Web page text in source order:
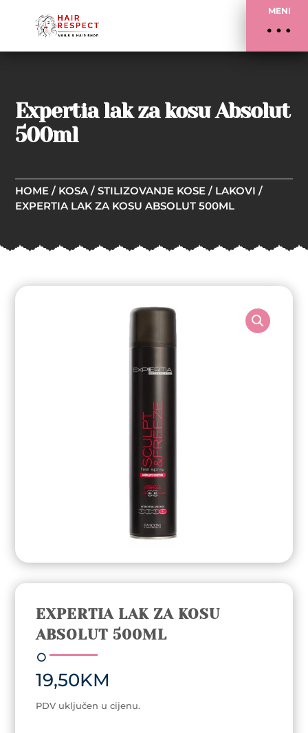
MENI
Expertia lak za kosu Absolut
500ml
HOME / KOSA /STILIZOVANJE KOSE / LAKOVI /
EXPERTIA LAK ZA KOSU ABSOLUT 500ML
EXPERTIA LAK ZA KOSU
ABSOLUT 500ML
19,50KM
PDV uključen u cijenu.